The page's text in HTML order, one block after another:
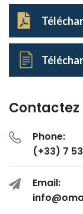
Contactez
Phone:
(+33) 7
Email: